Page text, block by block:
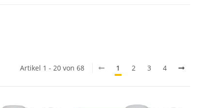
Artikel 1 - 20 von 68 1 2 3 4